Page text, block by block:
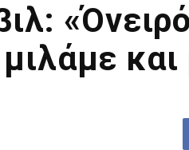
μιλάμε